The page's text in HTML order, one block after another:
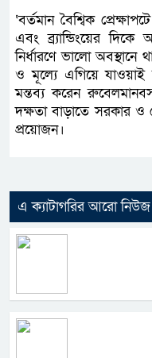
‘বর্তমান বৈশ্বিক
এবং ব্র্যান্ডিংয়ের
নির্ধারণে ভালো
ও মূল্যে এগিয়ে
মন্তব্য করেন
দক্ষতা বাড়াতে সরকার
প্রয়োজন।
এ ক্যাটাগরির আরো নিউজ